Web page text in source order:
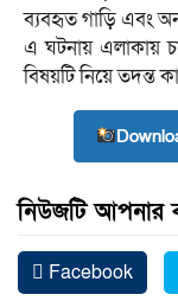
ব্যবহৃত গাড়ি এবং
এ ঘটনায় এলাকায়
বিষয়টি নিয়ে তদন্ত
নিউজটি আপনার
Facebook